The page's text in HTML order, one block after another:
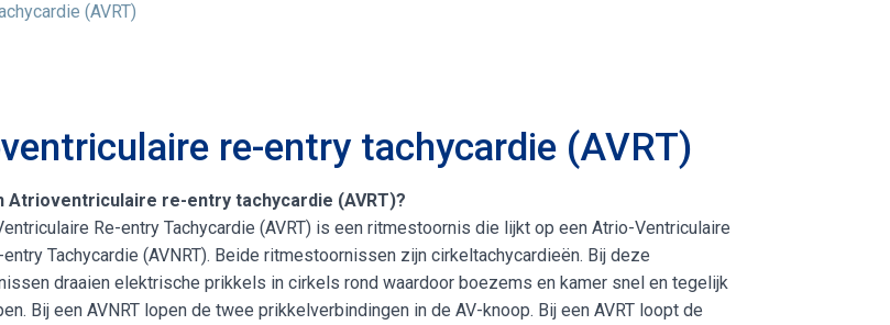
(AVRT)
re-entry tachycardie (AVRT)
Atrioventriculaire re-entry tachycardie (AVRT)?
Re-entry Tachycardie (AVRT) is een ritmestoornis die lijkt op een Atrio-Ventriculaire
Tachycardie (AVNRT). Beide ritmestoornissen zijn cirkeltachycardieën. Bij deze
draaien elektrische prikkels in cirkels rond waardoor boezems en kamer snel en tegelijk
Bij een AVNRT lopen de twee prikkelverbindingen in de AV-knoop. Bij een AVRT loopt de